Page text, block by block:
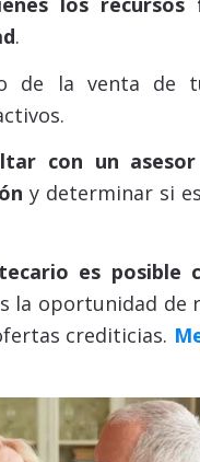
.
de la venta de
con un
y determinar si
es posible
la oportunidad de
crediticias.